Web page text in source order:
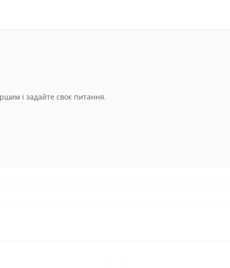
і задайте своє питання.